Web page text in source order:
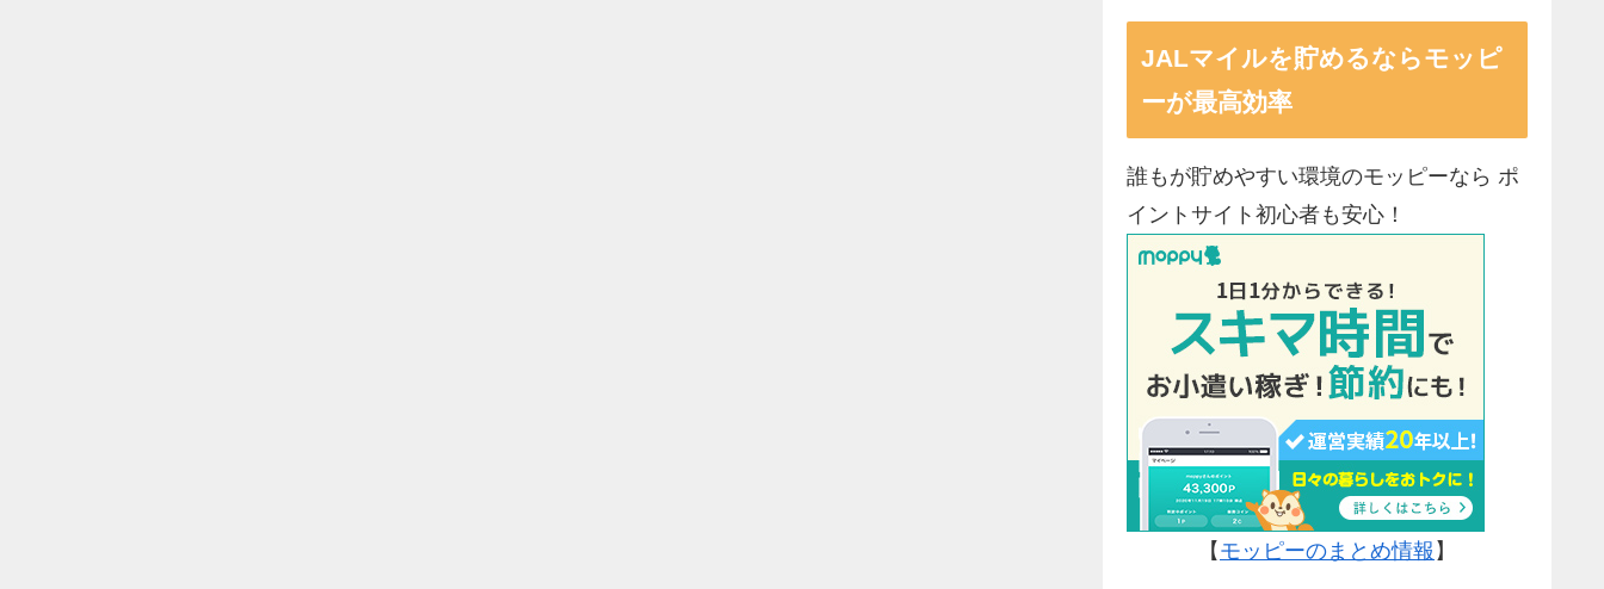
JALマイルを貯めるならモッピ
ーが最高効率
誰もが貯めやすい環境のモッピーなら ポ
イントサイト初心者も安心！
【 モッピーのまとめ情報 】